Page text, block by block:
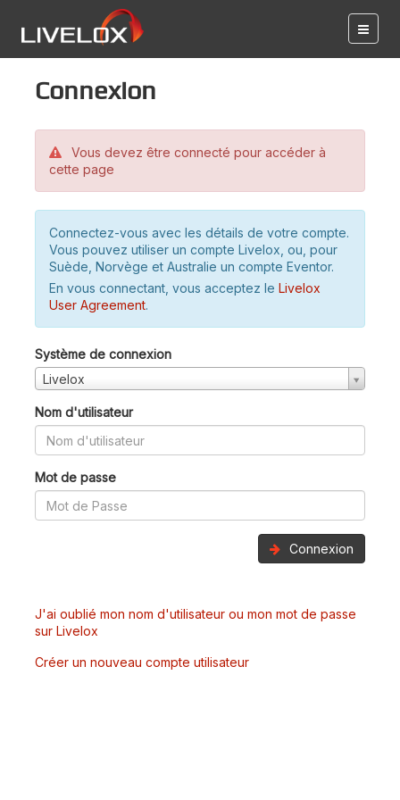
Connexion
Vous devez être connecté pour accéder à
cette page
Connectez-vous avec les détails de votre compte.
Vous pouvez utiliser un compte Livelox, ou, pour
Suède, Norvège et Australie un compte Eventor.
En vous connectant, vous acceptez le Livelox
User Agreement.
Système de connexion
Livelox
Nom d'utilisateur
Mot de passe
Connexion
J'ai oublié mon nom d'utilisateur ou mon mot de passe
sur Livelox
Créer un nouveau compte utilisateur